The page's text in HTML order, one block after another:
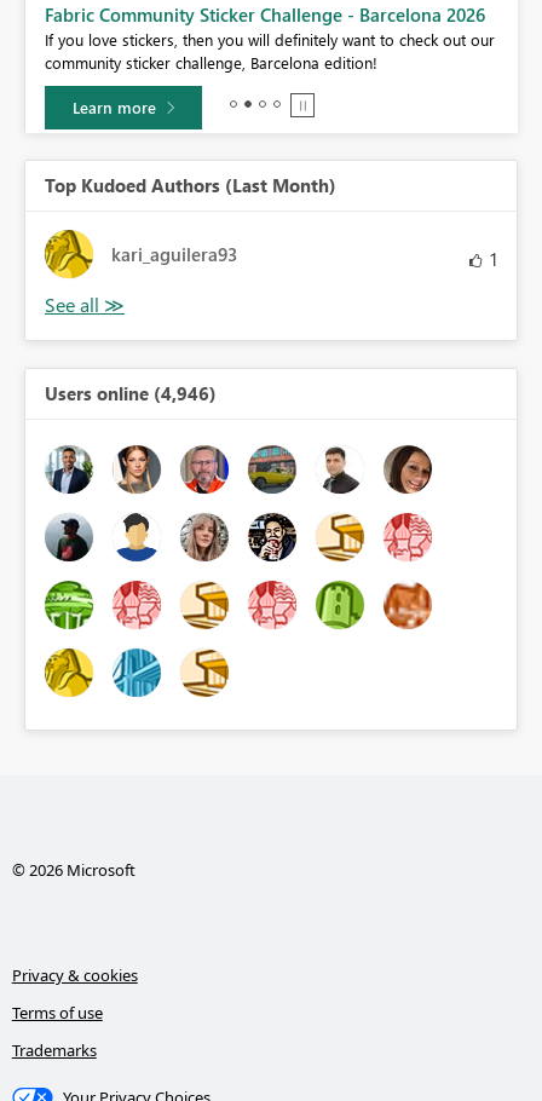
Fabric Community Sticker Challenge - Barcelona 2026
If you love stickers, then you will definitely want to check out our
community sticker challenge, Barcelona edition!
Learn more
Top Kudoed Authors (Last Month)
kari_aguilera93 1
Users online (4,946)
© 2026 Microsoft
Privacy & cookies
Terms of use
Trademarks